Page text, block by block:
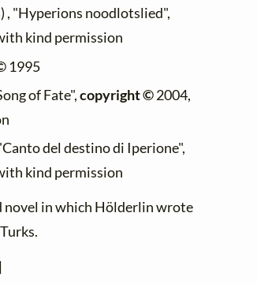
, "Hyperions noodlotslied",
kind permission
1995
of Fate",copyright ©2004,
del destino di Iperione",
kind permission
novel in which Hölderlin wrote